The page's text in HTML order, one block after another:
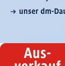
unser dm-